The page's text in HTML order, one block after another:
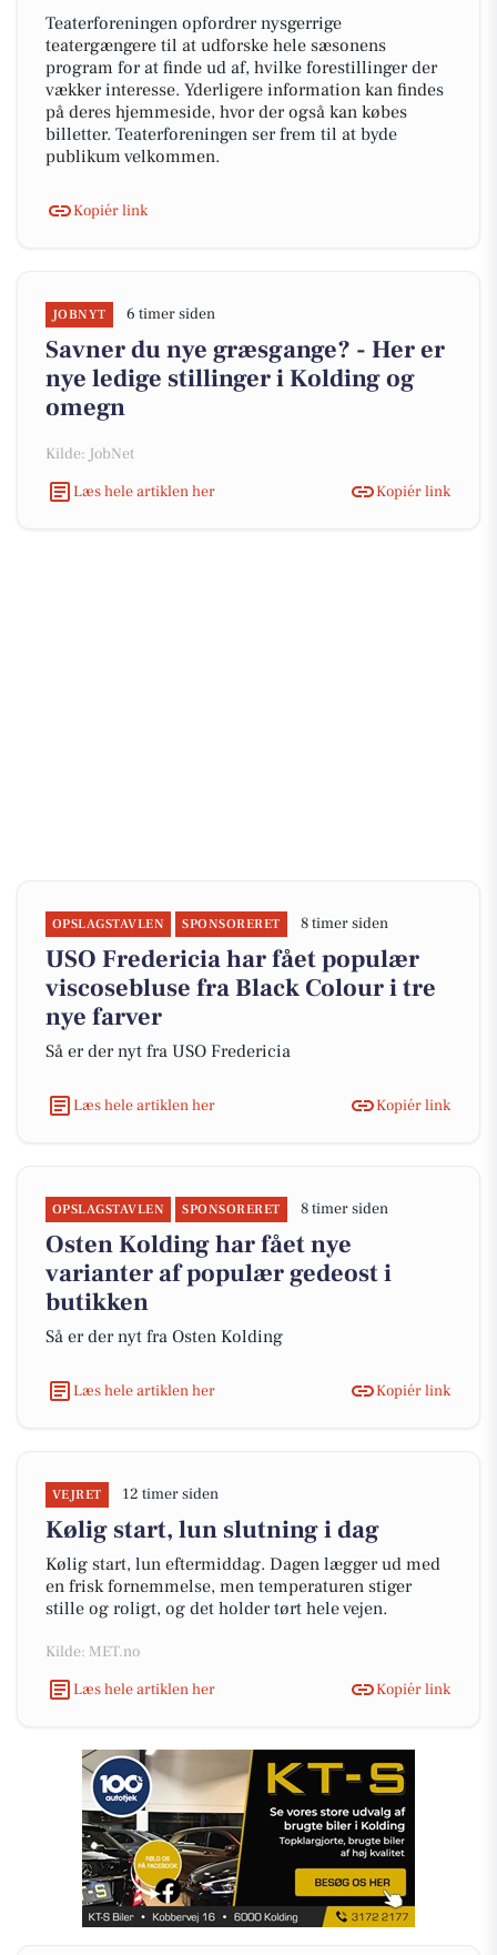
Teaterforeningen opfordrer nysgerrige
teatergængere til at udforske hele sæsonens
program for at finde ud af, hvilke forestillinger der
vækker interesse. Yderligere information kan findes
på deres hjemmeside, hvor der også kan købes
billetter. Teaterforeningen ser frem til at byde
publikum velkommen.
Kopiér link
JOBNYT 6 timer siden
Savner du nye græsgange? - Her er
nye ledige stillinger i Kolding og
omegn
Kilde: JobNet
Læs hele artiklen her
Kopiér link
OPSLAGSTAVLEN SPONSORERET 8 timer siden
USO Fredericia har fået populær
viscosebluse fra Black Colour i tre
nye farver
Så er der nyt fra USO Fredericia
Læs hele artiklen her Kopiér link
OPSLAGSTAVLEN SPONSORERET 8 timer siden
Osten Kolding har fået nye
varianter af populær gedeost i
butikken
Så er der nyt fra Osten Kolding
Læs hele artiklen her Kopiér link
VEJRET 12 timer siden
Kølig start, lun slutning i dag
Kølig start, lun eftermiddag. Dagen lægger ud med
en frisk fornemmelse, men temperaturen stiger
stille og roligt, og det holder tørt hele vejen.
Kilde: MET.no
Læs hele artiklen her
Kopiér link